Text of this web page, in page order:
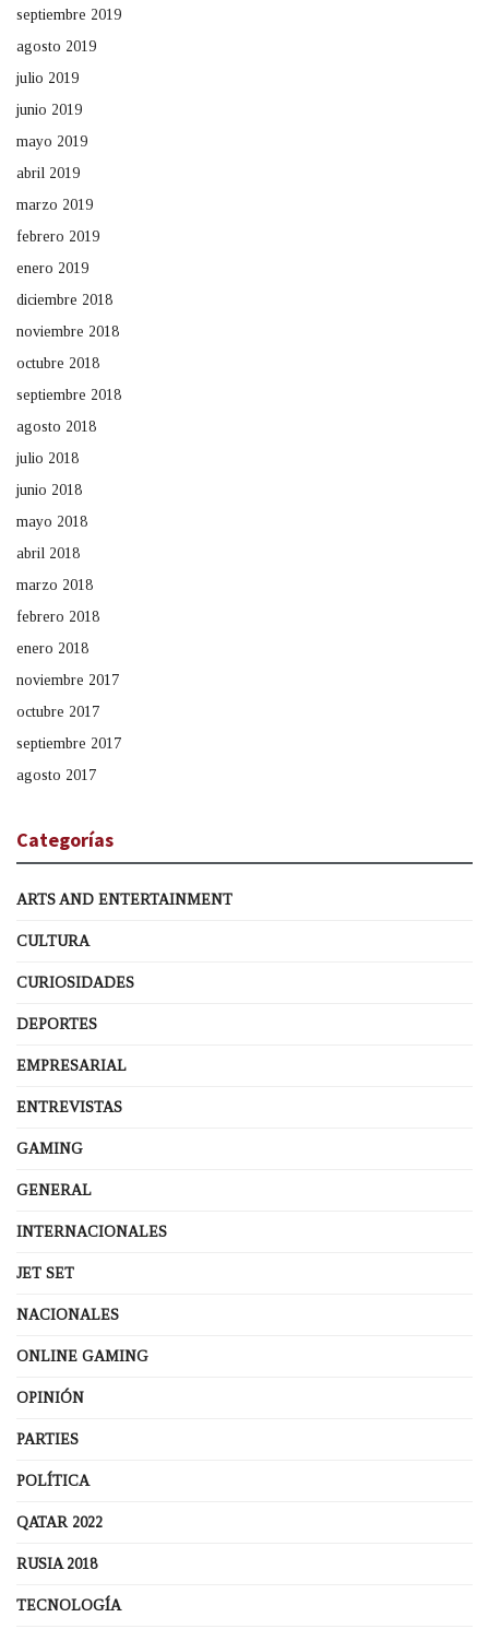
septiembre 2019
agosto 2019
julio 2019
junio 2019
mayo 2019
abril 2019
marzo 2019
febrero 2019
enero 2019
diciembre 2018
noviembre 2018
octubre 2018
septiembre 2018
agosto 2018
julio 2018
junio 2018
mayo 2018
abril 2018
marzo 2018
febrero 2018
enero 2018
noviembre 2017
octubre 2017
septiembre 2017
agosto 2017
Categorías
ARTS AND ENTERTAINMENT
CULTURA
CURIOSIDADES
DEPORTES
EMPRESARIAL
ENTREVISTAS
GAMING
GENERAL
INTERNACIONALES
JET SET
NACIONALES
ONLINE GAMING
OPINIÓN
PARTIES
POLÍTICA
QATAR 2022
RUSIA 2018
TECNOLOGÍA